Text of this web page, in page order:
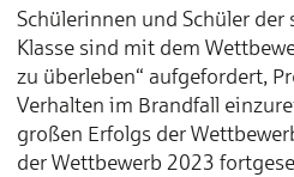
Schülerinnen und Schüler
Klasse sind mit dem
zu überleben“ aufgefordert,
Verhalten im Brandfall
großen Erfolgs der
der Wettbewerb 2023